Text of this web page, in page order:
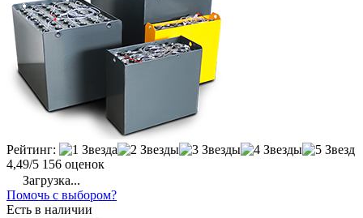
Рейтинг:
4,49/5 156 оценок
Загрузка...
Помочь с выбором?
Есть в наличии